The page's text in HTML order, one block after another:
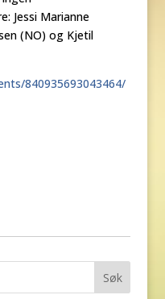
Jessi Marianne
(NO) og Kjetil
840935693043464/
Søk